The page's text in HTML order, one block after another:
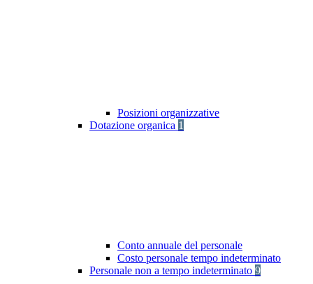
Posizioni organizzative
Dotazione organica 1
Conto annuale del personale
Costo personale tempo indeterminato
Personale non a tempo indeterminato 9